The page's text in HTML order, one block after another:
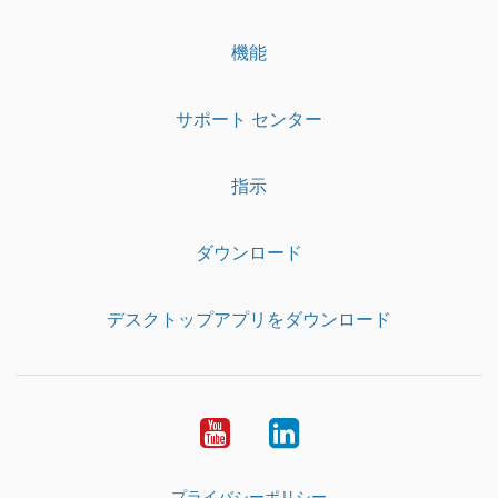
機能
サポート センター
指示
ダウンロード
デスクトップアプリをダウンロード
YouTubeLinkedIn